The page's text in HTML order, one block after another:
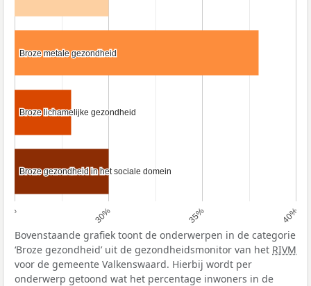
25% 30% 35% 40%
Broze metale gezondheid
Broze metale gezondheid
Broze lichamelijke gezondheid
Broze lichamelijke gezondheid
Broze gezondheid in het sociale domein
Broze gezondheid in het sociale domein
Bovenstaande grafiek toont de onderwerpen in de categorie
‘Broze gezondheid’ uit de gezondheidsmonitor van het RIVM
voor de gemeente Valkenswaard. Hierbij wordt per
onderwerp getoond wat het percentage inwoners in de